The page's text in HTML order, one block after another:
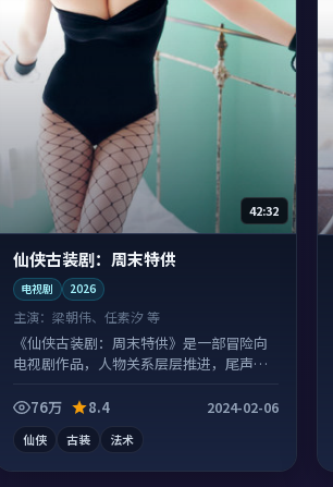
42:32
仙侠古装剧：周末特供
电视剧 2026
主演：梁朝伟、任素汐 等
《仙侠古装剧：周末特供》是一部冒险向
电视剧作品，人物关系层层推进，尾声常
76万
8.4 2024-02-06
仙侠 古装 法术